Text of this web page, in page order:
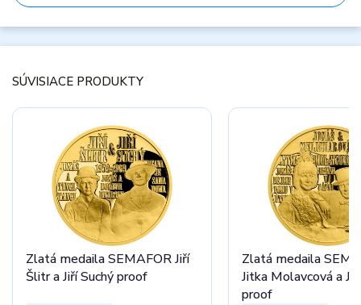
SÚVISIACE PRODUKTY
Zlatá medaila SEMAFOR Jiří
Šlitr a Jiří Suchý proof
Zlatá medaila
Jitka Molavcová a
proof